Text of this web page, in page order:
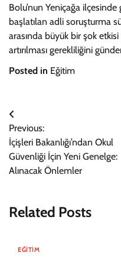
Bolu’nun Yeniçağa
başlatılan adli soruşturma
arasında büyük bir şok
artırılması gerekliliğini
Posted in Eğitim
Yazı
gezinmesi
Previous:
İçişleri Bakanlığı’ndan Okul
Güvenliği İçin Yeni Genelge:
Alınacak Önlemler
Related Posts
EĞITIM